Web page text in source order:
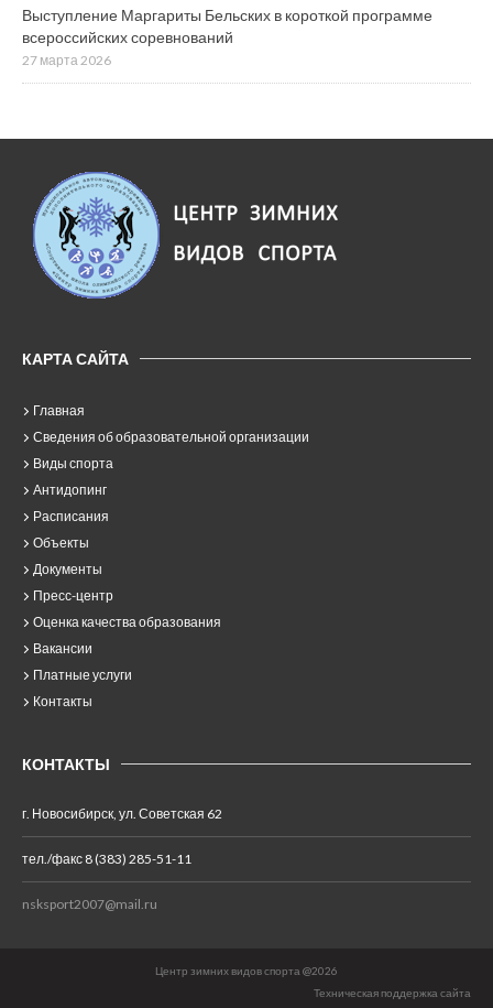
Выступление Маргариты Бельских в короткой программе
всероссийских соревнований
27 марта 2026
КАРТА САЙТА
Главная
Сведения об образовательной организации
Виды спорта
Антидопинг
Расписания
Объекты
Документы
Пресс-центр
Оценка качества образования
Вакансии
Платные услуги
Контакты
КОНТАКТЫ
г. Новосибирск, ул. Советская 62
тел./факс 8 (383) 285-51-11
nsksport2007@mail.ru
Центр зимних видов спорта @2026
Техническая поддержка сайта